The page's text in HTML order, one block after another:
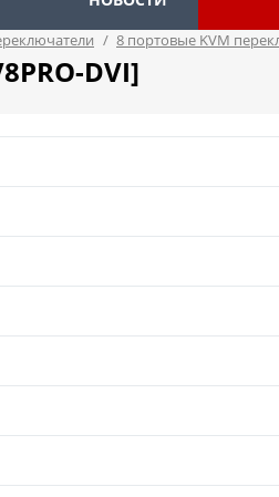
/ 8 портовые KVM
DVI]